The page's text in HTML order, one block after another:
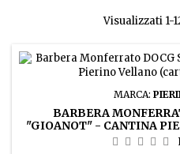
Visualizzati 1-
MARCA:
BARBERA
"GIOANOT" - CANTINA
DA 6